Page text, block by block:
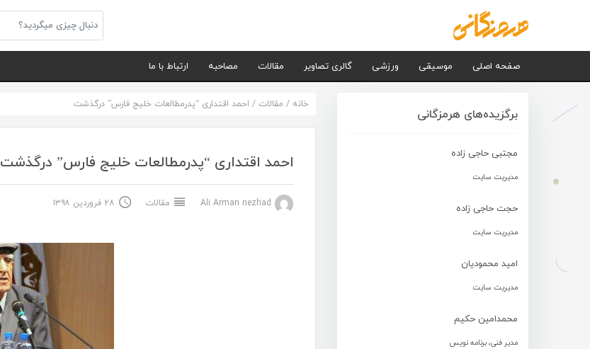
صفحه اصلی موسیقی ورزشی گالری تصاویر مقالات مصاحبه ارتباط با ما
برگزیده‌های هرمزگانی
مجتبی حاجی زاده
مدیریت سایت
حجت حاجی زاده
مدیریت سایت
امید محمودیان
مدیریت سایت
محمدامین حکیم
مدیر فنی، برنامه نویس
خانه / مقالات / احمد اقتداری “پدرمطالعات خلیج فارس” درگذشت
احمد اقتداری “پدرمطالعات خلیج فارس” درگذشت
مقالات ۲۸ فروردین ۱۳۹۸